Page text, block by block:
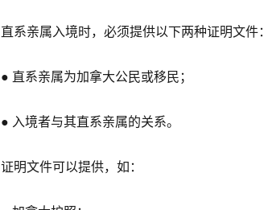
直系亲属入境时，必须提供以下两种证明文件：
● 直系亲属为加拿大公民或移民；
● 入境者与其直系亲属的关系。
证明文件可以提供，如：